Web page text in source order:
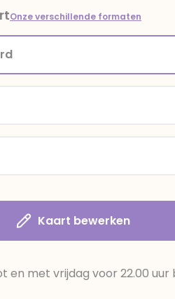
Onze verschillende formaten
Kaart bewerken
en met vrijdag voor 22.00 uur